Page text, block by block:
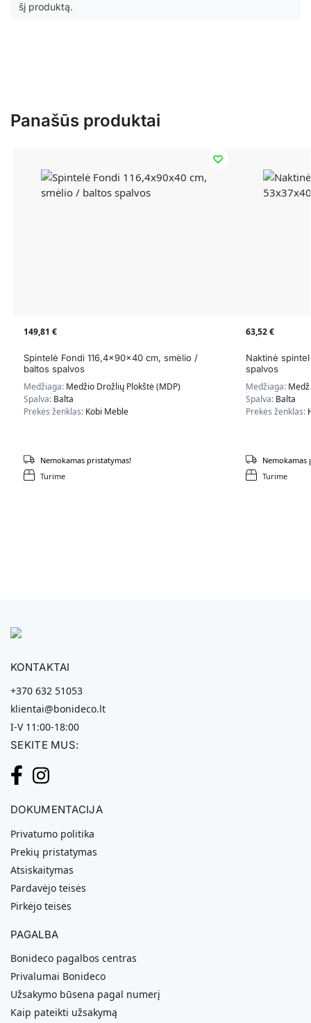
šį produktą.
Panašūs produktai
149,81 €
Spintelė Fondi 116,4x90x40 cm, smėlio /
baltos spalvos
Medžiaga: Medžio Drožlių Plokštė (MDP)
Spalva: Balta
Prekės ženklas: Kobi Meble
Turime
Nemokamas pristatymas!
63,52€
Naktinė
spalvos
Medžiaga:
Spalva: Balta
Prekės ženklas:
Turime
Nemokamas
KONTAKTAI
+370 632 51053
klientai@bonideco.lt
I-V 11:00-18:00
SEKITE MUS:
DOKUMENTACIJA
Privatumo politika
Prekių pristatymas
Atsiskaitymas
Pardavėjo teisės
Pirkėjo teisės
PAGALBA
Bonideco pagalbos centras
Privalumai Bonideco
Užsakymo būsena pagal numerį
Kaip pateikti užsakymą